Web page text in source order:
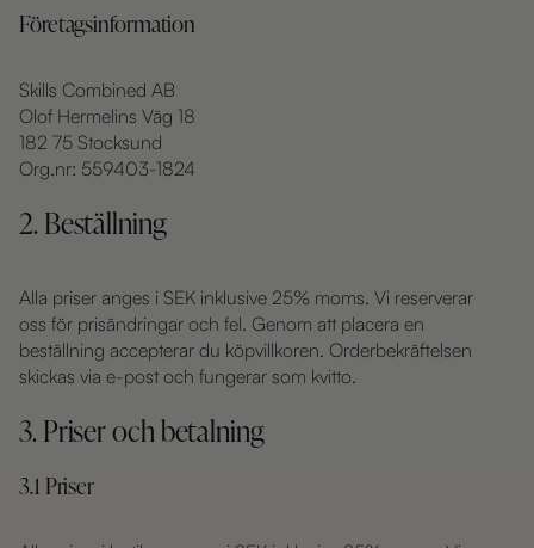
Företagsinformation
Skills Combined AB
Olof Hermelins Väg 18
182 75 Stocksund
Org.nr: 559403-1824
2. Beställning
Alla priser anges i SEK inklusive 25% moms. Vi reserverar
oss för prisändringar och fel. Genom att placera en
beställning accepterar du köpvillkoren. Orderbekräftelsen
skickas via e-post och fungerar som kvitto.
3. Priser och betalning
3.1 Priser